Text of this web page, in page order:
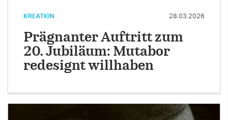
KREATION 28.03.2026
Prägnanter Auftritt zum
20. Jubiläum: Mutabor
redesignt willhaben